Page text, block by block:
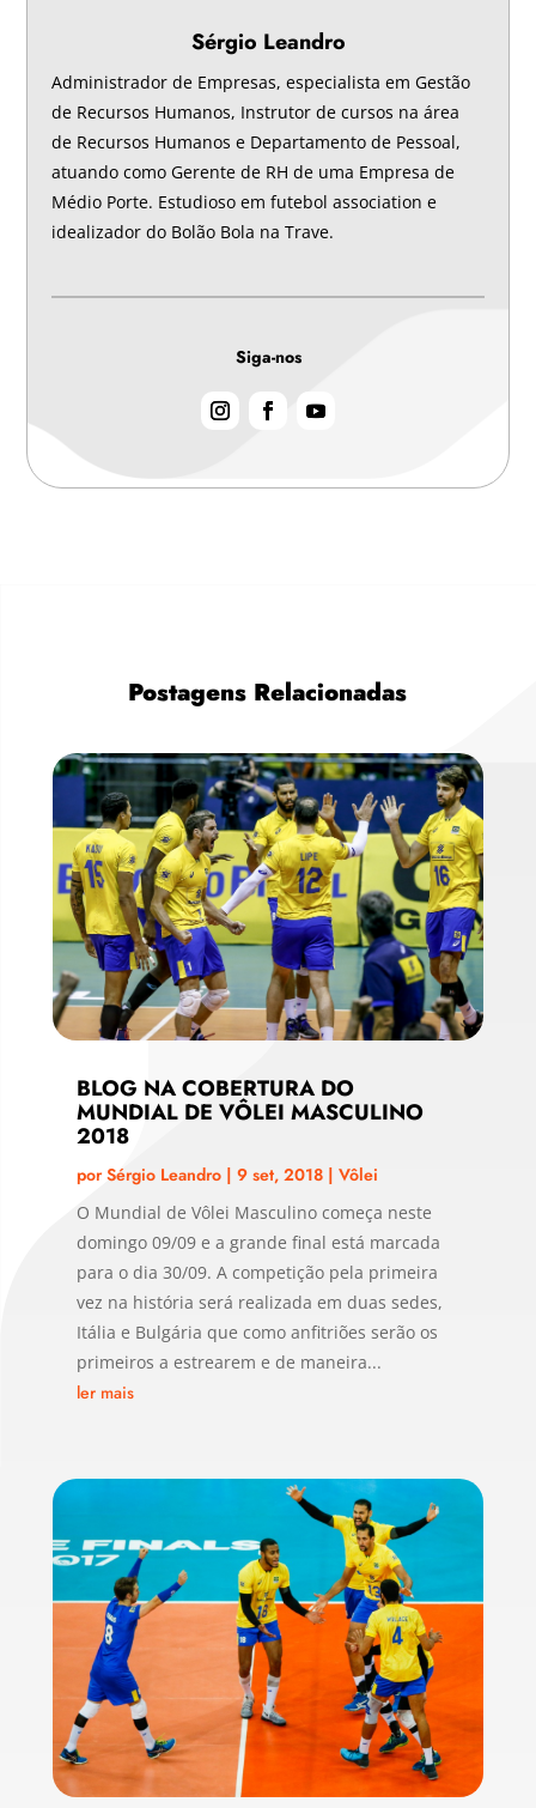
Sérgio Leandro
Administrador de Empresas, especialista em Gestão
de Recursos Humanos, Instrutor de cursos na área
de Recursos Humanos e Departamento de Pessoal,
atuando como Gerente de RH de uma Empresa de
Médio Porte. Estudioso em futebol association e
idealizador do Bolão Bola na Trave.
Siga-nos
Postagens Relacionadas
BLOG NA COBERTURA DO
MUNDIAL DE VÔLEI MASCULINO
2018
porSérgio Leandro| 9 set, 2018| Vôlei
O Mundial de Vôlei Masculino começa neste
domingo 09/09 e a grande final está marcada
para o dia 30/09. A competição pela primeira
vez na história será realizada em duas sedes,
Itália e Bulgária que como anfitriões serão os
primeiros a estrearem e de maneira...
ler mais